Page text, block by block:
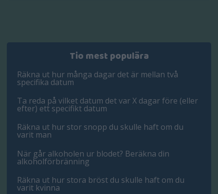
Tio mest populära
Räkna ut hur många dagar det är mellan två
specifika datum
Ta reda på vilket datum det var X dagar före (eller
efter) ett specifikt datum
Räkna ut hur stor snopp du skulle haft om du
varit man
När går alkoholen ur blodet? Beräkna din
alkoholförbränning
Räkna ut hur stora bröst du skulle haft om du
varit kvinna